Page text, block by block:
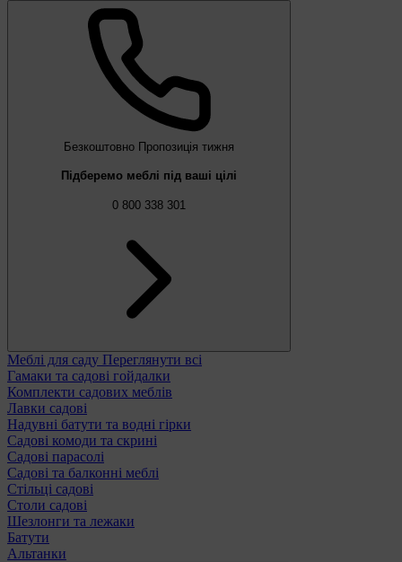
Безкоштовно Пропозиція тижня
Підберемо меблі під ваші цілі
0 800 338 301
Меблі для саду Переглянути всі
Гамаки та садові гойдалки
Комплекти садових меблів
Лавки садові
Надувні батути та водні гірки
Садові комоди та скрині
Садові парасолі
Садові та балконні меблі
Стільці садові
Столи садові
Шезлонги та лежаки
Батути
Альтанки